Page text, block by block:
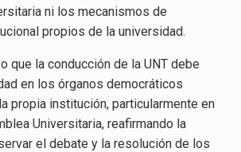
ni los mecanismos de
propios de la universidad.
que la conducción de la UNT debe
en los órganos democráticos
propia institución, particularmente en
Universitaria, reafirmando la
el debate y la resolución de los